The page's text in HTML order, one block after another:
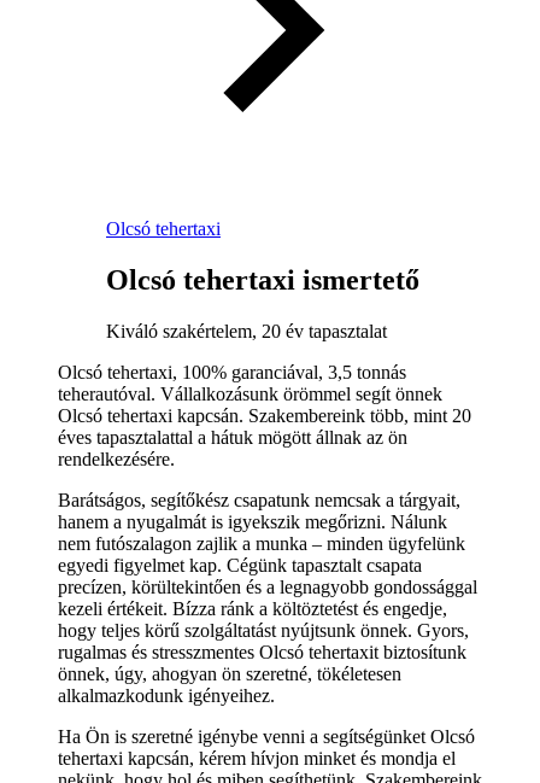
Olcsó tehertaxi
Olcsó tehertaxi ismertető
Kiváló szakértelem, 20 év tapasztalat
Olcsó tehertaxi, 100% garanciával, 3,5 tonnás
teherautóval. Vállalkozásunk örömmel segít önnek
Olcsó tehertaxi kapcsán. Szakembereink több, mint 20
éves tapasztalattal a hátuk mögött állnak az ön
rendelkezésére.
Barátságos, segítőkész csapatunk nemcsak a tárgyait,
hanem a nyugalmát is igyekszik megőrizni. Nálunk
nem futószalagon zajlik a munka – minden ügyfelünk
egyedi figyelmet kap. Cégünk tapasztalt csapata
precízen, körültekintően és a legnagyobb gondossággal
kezeli értékeit. Bízza ránk a költöztetést és engedje,
hogy teljes körű szolgáltatást nyújtsunk önnek. Gyors,
rugalmas és stresszmentes Olcsó tehertaxit biztosítunk
önnek, úgy, ahogyan ön szeretné, tökéletesen
alkalmazkodunk igényeihez.
Ha Ön is szeretné igénybe venni a segítségünket Olcsó
tehertaxi kapcsán, kérem hívjon minket és mondja el